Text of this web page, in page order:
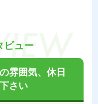
ビュー
雰囲気、休日
さい